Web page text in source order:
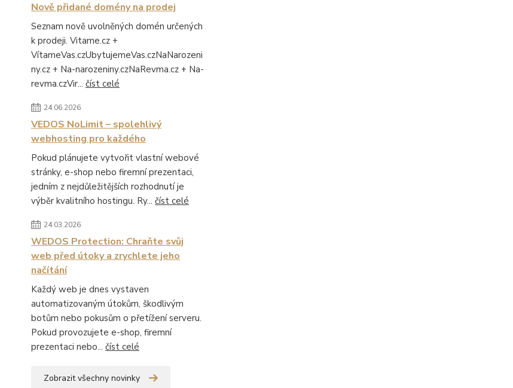
Nově přidané domény na prodej
Seznam nově uvolněných domén určených
k prodeji. Vitame.cz +
VítameVas.czUbytujemeVas.czNaNarozeni
ny.cz + Na-narozeniny.czNaRevma.cz + Na-
revma.czVir... číst celé
24.06.2026
VEDOS NoLimit – spolehlivý
webhosting pro každého
Pokud plánujete vytvořit vlastní webové
stránky, e-shop nebo firemní prezentaci,
jedním z nejdůležitějších rozhodnutí je
výběr kvalitního hostingu. Ry... číst celé
24.03.2026
WEDOS Protection: Chraňte svůj
web před útoky a zrychlete jeho
načítání
Každý web je dnes vystaven
automatizovaným útokům, škodlivým
botům nebo pokusům o přetížení serveru.
Pokud provozujete e-shop, firemní
prezentaci nebo... číst celé
Zobrazit všechny novinky